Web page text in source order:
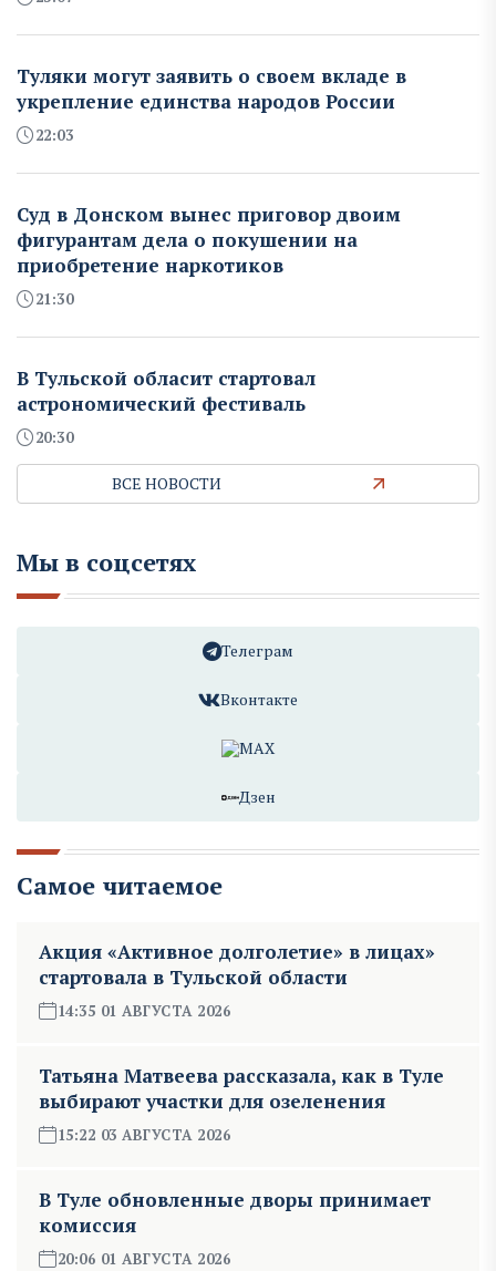
Туляки могут заявить о своем вкладе в
укрепление единства народов России
22:03
Суд в Донском вынес приговор двоим
фигурантам дела о покушении на
приобретение наркотиков
21:30
В Тульской обласит стартовал
астрономический фестиваль
20:30
ВСЕ НОВОСТИ
Мы в соцсетях
Телеграм
Вконтакте
MAX
Дзен
Самое читаемое
Акция «Активное долголетие» в лицах»
стартовала в Тульской области
14:35 01 АВГУСТА 2026
Татьяна Матвеева рассказала, как в Туле
выбирают участки для озеленения
15:22 03 АВГУСТА 2026
В Туле обновленные дворы принимает
комиссия
20:06 01 АВГУСТА 2026